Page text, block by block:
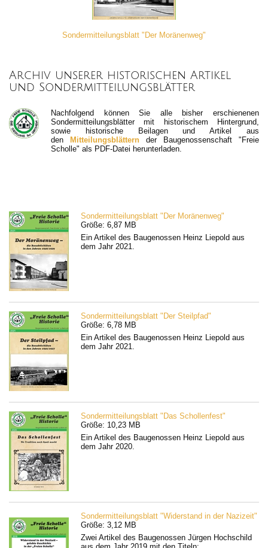
Sondermitteilungsblatt "Der Moränenweg"
Archiv unserer historischen Artikel
und Sondermitteilungsblätter
Nachfolgend können Sie alle bisher erschienenen
Sondermitteilungsblätter mit historischem Hintergrund,
sowie historische Beilagen und Artikel aus
den
Mitteilungsblättern der Baugenossenschaft "Freie
Scholle" als PDF-Datei herunterladen.
Sondermitteilungsblatt "Der Moränenweg"
Größe: 6,87 MB
Ein Artikel des Baugenossen Heinz Liepold aus
dem Jahr 2021.
Sondermitteilungsblatt "Der Steilpfad"
Größe: 6,78 MB
Ein Artikel des Baugenossen Heinz Liepold aus
dem Jahr 2021.
Sondermitteilungsblatt "Das Schollenfest"
Größe: 10,23 MB
Ein Artikel des Baugenossen Heinz Liepold aus
dem Jahr 2020.
Sondermitteilungsblatt "Widerstand in der Nazizeit"
Größe: 3,12 MB
Zwei Artikel des Baugenossen Jürgen Hochschild